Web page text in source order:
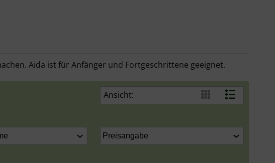
Aida ist für Anfänger und Fortgeschrittene geeignet.
Ansicht: